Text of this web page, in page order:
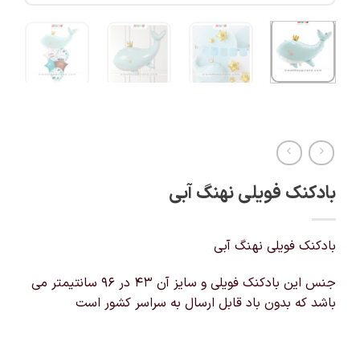
بادکنک فویلی نهنگ آبی
بادکنک فویلی نهنگ آبی
جنس این بادکنک فویلی و سایز آن 43 در 96 سانتیمتر می
باشد که بدون باد قابل ارسال به سراسر کشور است